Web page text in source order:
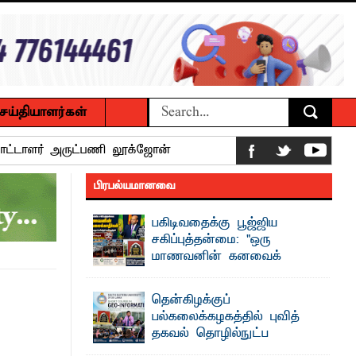
அருட்பணி லூக்ஜோன்
பறிமுதல்
நவீன தொழில்நுட்பமும்
தங்கப்பதக்கங்கள்,
பிரபல்யமானவை
பகிடிவதைக்கு பூஜ்ஜிய
சகிப்புத்தன்மை: "ஒரு
மாணவனின் கனவைக்
கலைக்காதீர்கள்" –
தென்கிழக்குப் பல்கலைக்கழக உபவேந்தர்
வலியுறுத்தல்
"ஒ ரு மாணவனின் அல்லது மாணவியின்
கனவு என்னால் கலைக்கப்படாது" என்ற
தென்கிழக்குப்
பல்கலைக்கழகத்தில் புவித்
தகவல் தொழில்நுட்ப